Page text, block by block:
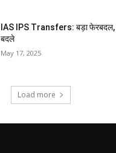
IAS IPS Transfers: बड़ा
बदले
May 17, 2025
Load more